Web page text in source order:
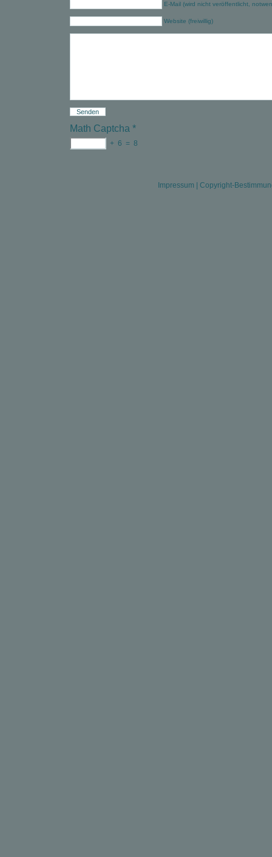
E-Mail (wird nicht veröffentlicht,
Website (freiwillig)
Math Captcha *
+ 6 = 8
Impressum Copyright-